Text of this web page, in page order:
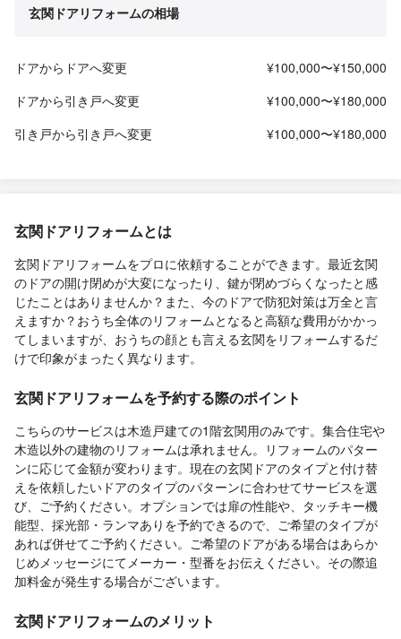
玄関ドアリフォームの相場
ドアからドアへ変更
¥100,000〜¥150,000
ドアから引き戸へ変更
¥100,000〜¥180,000
引き戸から引き戸へ変更
¥100,000〜¥180,000
玄関ドアリフォームとは
玄関ドアリフォームをプロに依頼することができます。最近玄関
のドアの開け閉めが大変になったり、鍵が閉めづらくなったと感
じたことはありませんか？また、今のドアで防犯対策は万全と言
えますか？おうち全体のリフォームとなると高額な費用がかかっ
てしまいますが、おうちの顔とも言える玄関をリフォームするだ
けで印象がまったく異なります。
玄関ドアリフォームを予約する際のポイント
こちらのサービスは木造戸建ての1階玄関用のみです。集合住宅や
木造以外の建物のリフォームは承れません。リフォームのパター
ンに応じて金額が変わります。現在の玄関ドアのタイプと付け替
えを依頼したいドアのタイプのパターンに合わせてサービスを選
び、ご予約ください。オプションでは扉の性能や、タッチキー機
能型、採光部・ランマありを予約できるので、ご希望のタイプが
あれば併せてご予約ください。ご希望のドアがある場合はあらか
じめメッセージにてメーカー・型番をお伝えください。その際追
加料金が発生する場合がございます。
玄関ドアリフォームのメリット